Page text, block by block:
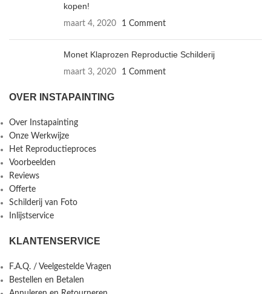
kopen!
maart 4, 2020 1 Comment
Monet Klaprozen Reproductie Schilderij
maart 3, 2020 1 Comment
OVER INSTAPAINTING
Over Instapainting
Onze Werkwijze
Het Reproductieproces
Voorbeelden
Reviews
Offerte
Schilderij van Foto
Inlijstservice
KLANTENSERVICE
F.A.Q. / Veelgestelde Vragen
Bestellen en Betalen